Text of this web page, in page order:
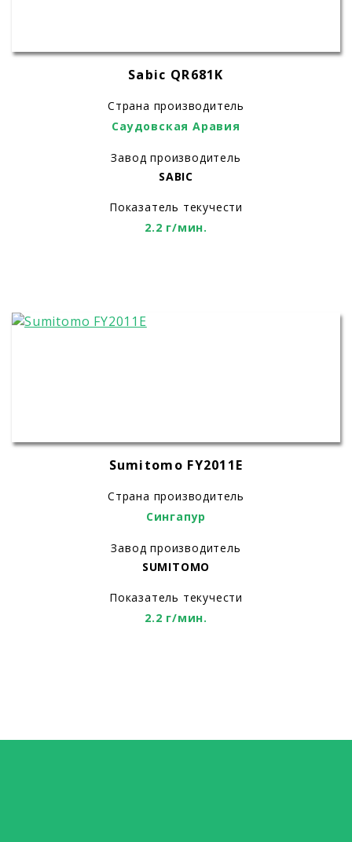
Sabic QR681K
Страна производитель
Саудовская Аравия
Завод производитель
SABIC
Показатель текучести
2.2 г/мин.
Sumitomo FY2011E
Страна производитель
Сингапур
Завод производитель
SUMITOMO
Показатель текучести
2.2 г/мин.